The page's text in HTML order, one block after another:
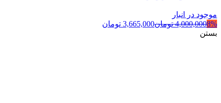
موجود در انبار
8%
4,000,000 تومان3,665,000 تومان
بستن